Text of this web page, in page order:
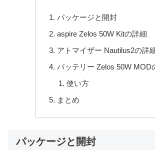
パッケージと開封
aspire Zelos 50W Kitの詳細
アトマイザー Nautilus2の詳
バッテリー Zelos 50W MOD
使い方
まとめ
パッケージと開封